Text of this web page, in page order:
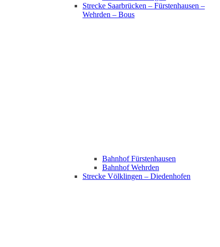
Strecke Saarbrücken – Fürstenhausen –
Wehrden – Bous
Bahnhof Fürstenhausen
Bahnhof Wehrden
Strecke Völklingen – Diedenhofen